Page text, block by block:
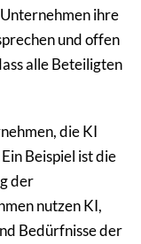
ihre
und offen
alle Beteiligten
die KI
Beispiel ist die
der
nutzen KI,
Bedürfnisse der